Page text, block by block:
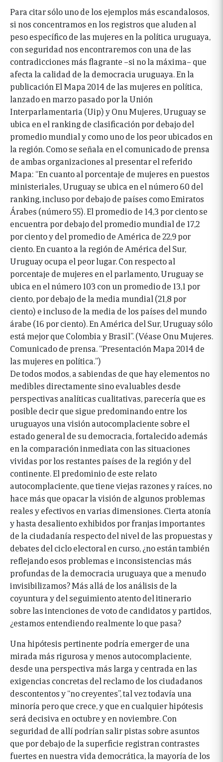
Para citar sólo uno de los ejemplos más escandalosos,
si nos concentramos en los registros que aluden al
peso específico de las mujeres en la política uruguaya,
con seguridad nos encontraremos con una de las
contradicciones más flagrante –si no la máxima– que
afecta la calidad de la democracia uruguaya. En la
publicación El Mapa 2014 de las mujeres en política,
lanzado en marzo pasado por la Unión
Interparlamentaria (Uip) y Onu Mujeres, Uruguay se
ubica en el ranking de clasificación por debajo del
promedio mundial y como uno de los peor ubicados en
la región. Como se señala en el comunicado de prensa
de ambas organizaciones al presentar el referido
Mapa: “En cuanto al porcentaje de mujeres en puestos
ministeriales, Uruguay se ubica en el número 60 del
ranking, incluso por debajo de países como Emiratos
Árabes (número 55). El promedio de 14,3 por ciento se
encuentra por debajo del promedio mundial de 17,2
por ciento y del promedio de América de 22,9 por
ciento. En cuanto a la región de América del Sur,
Uruguay ocupa el peor lugar. Con respecto al
porcentaje de mujeres en el parlamento, Uruguay se
ubica en el número 103 con un promedio de 13,1 por
ciento, por debajo de la media mundial (21,8 por
ciento) e incluso de la media de los países del mundo
árabe (16 por ciento). En América del Sur, Uruguay sólo
está mejor que Colombia y Brasil”. (Véase Onu Mujeres.
Comunicado de prensa. “Presentación Mapa 2014 de
las mujeres en política.”)
De todos modos, a sabiendas de que hay elementos no
medibles directamente sino evaluables desde
perspectivas analíticas cualitativas, parecería que es
posible decir que sigue predominando entre los
uruguayos una visión autocomplaciente sobre el
estado general de su democracia, fortalecido además
en la comparación inmediata con las situaciones
vividas por los restantes países de la región y del
continente. El predominio de este relato
autocomplaciente, que tiene viejas razones y raíces, no
hace más que opacar la visión de algunos problemas
reales y efectivos en varias dimensiones. Cierta atonía
y hasta desaliento exhibidos por franjas importantes
de la ciudadanía respecto del nivel de las propuestas y
debates del ciclo electoral en curso, ¿no están también
reflejando esos problemas e inconsistencias más
profundas de la democracia uruguaya que a menudo
invisibilizamos? Más allá de los análisis de la
coyuntura y del seguimiento atento del itinerario
sobre las intenciones de voto de candidatos y partidos,
¿estamos entendiendo realmente lo que pasa?
Una hipótesis pertinente podría emerger de una
mirada más rigurosa y menos autocomplaciente,
desde una perspectiva más larga y centrada en las
exigencias concretas del reclamo de los ciudadanos
descontentos y “no creyentes”, tal vez todavía una
minoría pero que crece, y que en cualquier hipótesis
será decisiva en octubre y en noviembre. Con
seguridad de allí podrían salir pistas sobre asuntos
que por debajo de la superficie registran contrastes
fuertes en nuestra vida democrática, la mayoría de los